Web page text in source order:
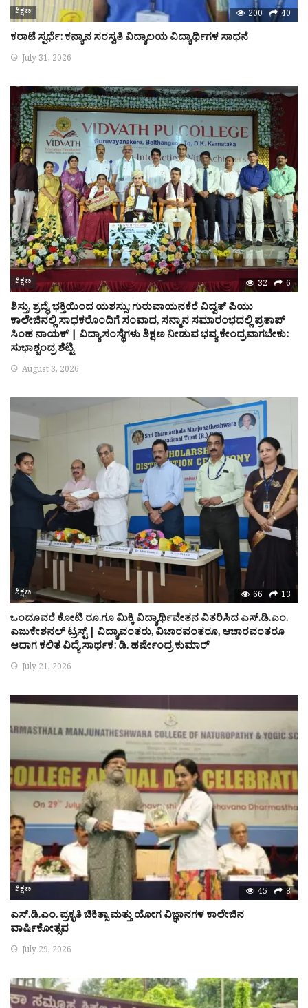
ಶಿಕ್ಷಣ 200 40
ಕರಾಟೆ ಸ್ಪರ್ಧೆ: ಕನ್ಯಾನ ಸರಸ್ವತಿ ವಿದ್ಯಾಲಯ ವಿದ್ಯಾರ್ಥಿಗಳ ಸಾಧನೆ
July 31, 2026
ಶಿಕ್ಷಣ 32 6
ಶಿಸ್ತು, ಶ್ರದ್ಧೆ, ಭಕ್ತಿಯಿಂದ ಯಶಸ್ಸು: ಗುರುವಾಯನಕೆರೆ ವಿದ್ವತ್ ಪಿಯು
ಕಾಲೇಜಿನಲ್ಲಿ ಸಾಧಕರೊಂದಿಗೆ ಸಂವಾದ, ಸನ್ಮಾನ ಸಮಾರಂಭದಲ್ಲಿ ಪ್ರತಾಪ್
ಸಿಂಹ ನಾಯಕ್ | ವಿದ್ಯಾಸಂಸ್ಥೆಗಳು ಶಿಕ್ಷಣ ನೀಡುವ ಭವ್ಯ ಕೇಂದ್ರವಾಗಬೇಕು:
ಸುಭಾಶ್ಚಂದ್ರ ಶೆಟ್ಟಿ
August 3, 2026
ಶಿಕ್ಷಣ 66 13
ಒಂದೂವರೆ ಕೋಟಿ ರೂ.ಗೂ ಮಿಕ್ಕಿ ವಿದ್ಯಾರ್ಥಿವೇತನ ವಿತರಿಸಿದ ಎಸ್.ಡಿ.ಎಂ.
ಎಜುಕೇಶನಲ್ ಟ್ರಸ್ಟ್ | ವಿದ್ಯಾವಂತರು, ವಿಚಾರವಂತರೂ, ಆಚಾರವಂತರೂ
ಆದಾಗ ಕಲಿತ ವಿದ್ಯೆ ಸಾರ್ಥಕ: ಡಿ. ಹರ್ಷೇಂದ್ರ ಕುಮಾರ್
July 21, 2026
ಶಿಕ್ಷಣ 45 8
ಎಸ್.ಡಿ.ಎಂ. ಪ್ರಕೃತಿ ಚಿಕಿತ್ಸಾ ಮತ್ತು ಯೋಗ ವಿಜ್ಞಾನಗಳ ಕಾಲೇಜಿನ
ವಾರ್ಷಿಕೋತ್ಸವ
July 29, 2026